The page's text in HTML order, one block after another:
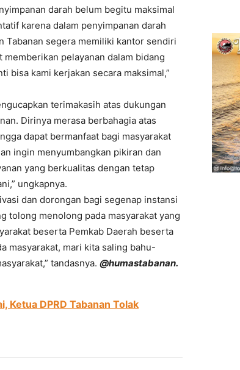
darah belum begitu maksimal
karena dalam penyimpanan darah
Tabanan segera memiliki kantor sendiri
pelayanan dalam bidang
bisa kami kerjakan secara maksimal,”
terimakasih atas dukungan
Dirinya merasa berbahagia atas
dapat bermanfaat bagi masyarakat
ingin menyumbangkan pikiran dan
yang berkualitas dengan tetap
ungkapnya.
dan dorongan bagi segenap instansi
tolong menolong pada masyarakat yang
beserta Pemkab Daerah beserta
masyarakat, mari kita saling bahu-
tandasnya. @humastabanan.
Ketua DPRD Tabanan Tolak